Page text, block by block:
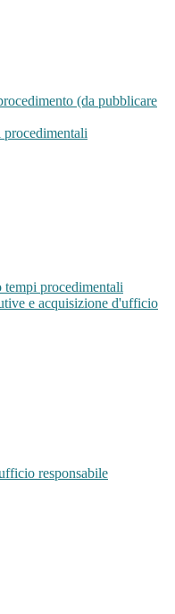
(da pubblicare
procedimentali
e acquisizione d'ufficio
responsabile